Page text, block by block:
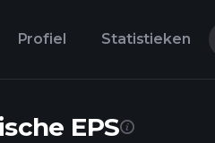
Profiel Statistieken
EPS